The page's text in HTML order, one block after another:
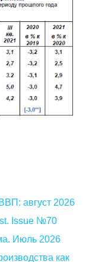
август 2026
Issue №70
Июль 2026
как